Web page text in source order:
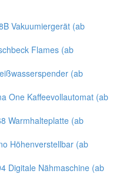
Vakuumiergerät (ab
Flames (ab
(ab
One Kaffeevollautomat (ab
Warmhalteplatte (ab
Höhenverstellbar (ab
Digitale Nähmaschine (ab